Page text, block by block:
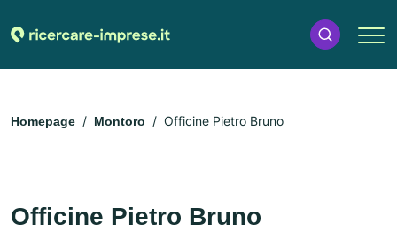
Homepage Montoro Officine Pietro Bruno
Officine Pietro Bruno